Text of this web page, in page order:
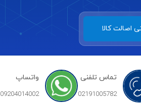
اصالت کالا
تماس تلفنی
02191005782
واتساپ
09204014002